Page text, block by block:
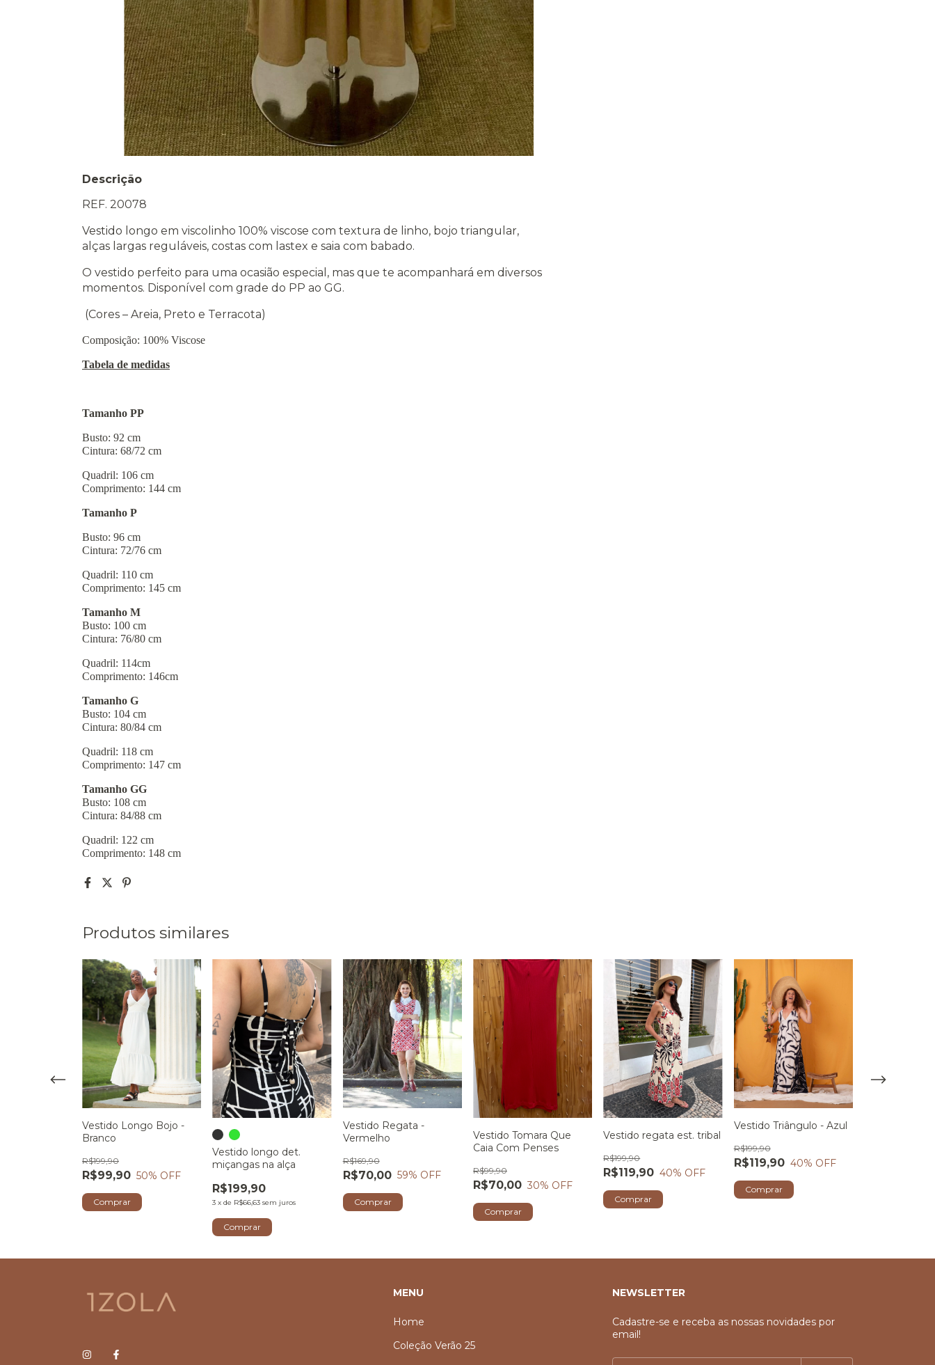
Descrição
REF. 20078
Vestido longo em viscolinho 100% viscose com textura de linho, bojo triangular,
alças largas reguláveis, costas com lastex e saia com babado.
O vestido perfeito para uma ocasião especial, mas que te acompanhará em diversos
momentos. Disponível com grade do PP ao GG.
(Cores – Areia, Preto e Terracota)
Composição: 100% Viscose
Tabela de medidas
Tamanho PP
Busto: 92 cm
Cintura: 68/72 cm
Quadril: 106 cm
Comprimento: 144 cm
Tamanho P
Busto: 96 cm
Cintura: 72/76 cm
Quadril: 110 cm
Comprimento: 145 cm
Tamanho M
Busto: 100 cm
Cintura: 76/80 cm
Quadril: 114cm
Comprimento: 146cm
Tamanho G
Busto: 104 cm
Cintura: 80/84 cm
Quadril: 118 cm
Comprimento: 147 cm
Tamanho GG
Busto: 108 cm
Cintura: 84/88 cm
Quadril: 122 cm
Comprimento: 148 cm
Produtos similares
Vestido Longo Bojo -
Branco
R$99,90
R$199,90
50% OFF
Comprar
Vestido longo det.
miçangas na alça
R$199,90
3 xde R$66,63 sem juros
Comprar
Vestido Regata -
Vermelho
R$70,00
R$169,90
59% OFF
Comprar
Vestido Tomara Que
Caia Com Penses
R$70,00
R$99,90
30% OFF
Comprar
Vestido regata est. tribal
R$119,90
R$199,90
40% OFF
Comprar
Vestido Triângulo - Azul
R$119,90
R$199,90
40% OFF
Comprar
MENU
Home
Coleção Verão 25
NEWSLETTER
Cadastre-se e receba as nossas novidades por
email!